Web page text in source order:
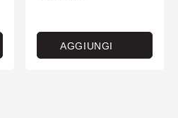
AGGIUNGI